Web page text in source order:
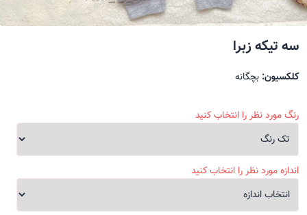
سه تیکه زبرا
کلکسیون: بچگانه
رنگ مورد نظر را انتخاب کنید
اندازه مورد نظر را انتخاب کنید